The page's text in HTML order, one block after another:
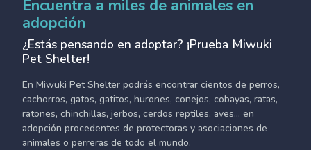
Encuentra a miles de animales en
adopción
¿Estás pensando en adoptar? ¡Prueba Miwuki
Pet Shelter!
En Miwuki Pet Shelter podrás encontrar cientos de perros,
cachorros, gatos, gatitos, hurones, conejos, cobayas, ratas,
ratones, chinchillas, jerbos, cerdos reptiles, aves... en
adopción procedentes de protectoras y asociaciones de
animales o perreras de todo el mundo.